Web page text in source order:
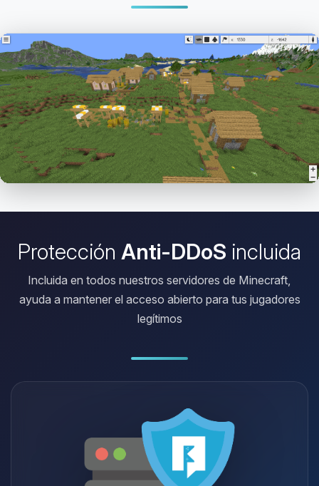
Protección Anti-DDoS incluida
Incluida en todos nuestros servidores de Minecraft,
ayuda a mantener el acceso abierto para tus jugadores
legítimos